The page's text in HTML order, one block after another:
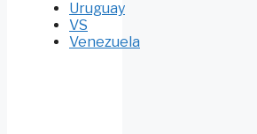
Uruguay
VS
Venezuela